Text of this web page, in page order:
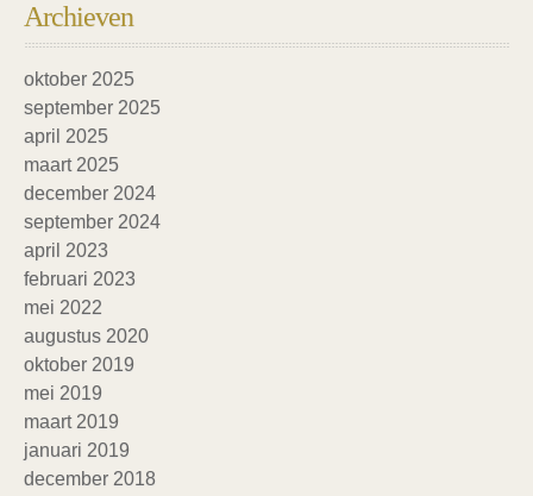
Archieven
oktober 2025
september 2025
april 2025
maart 2025
december 2024
september 2024
april 2023
februari 2023
mei 2022
augustus 2020
oktober 2019
mei 2019
maart 2019
januari 2019
december 2018